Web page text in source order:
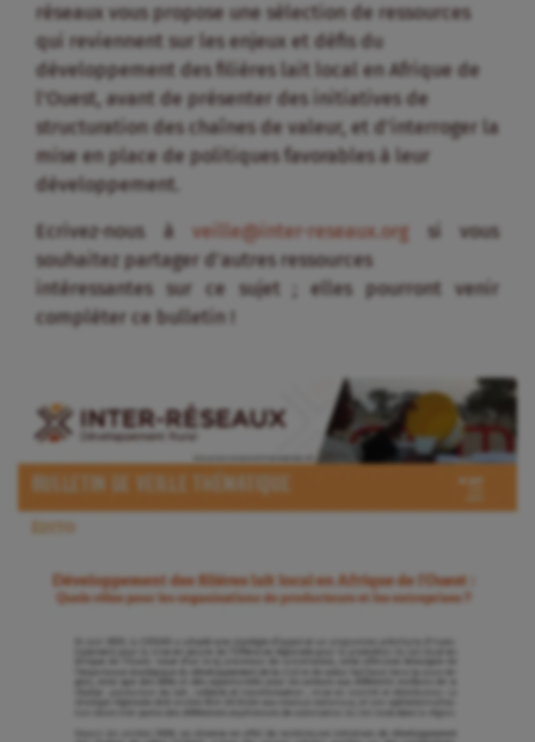
réseaux vous propose une sélection de ressources
qui reviennent sur les enjeux et défis du
développement des filières lait local en Afrique de
l’Ouest, avant de présenter des initiatives de
structuration des chaînes de valeur, et d’interroger la
mise en place de politiques favorables à leur
développement.
Ecrivez-nous à veille@inter-reseaux.org si vous
souhaitez partager d’autres ressources
intéressantes sur ce sujet ; elles pourront venir
compléter ce bulletin !